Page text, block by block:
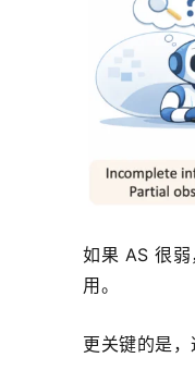
如果 AS 很
用。
更关键的是，